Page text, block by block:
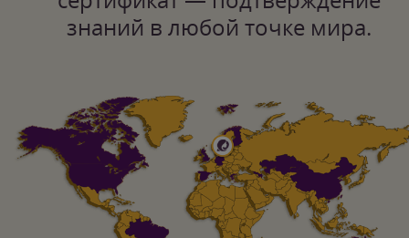
знаний в любой точке мира.